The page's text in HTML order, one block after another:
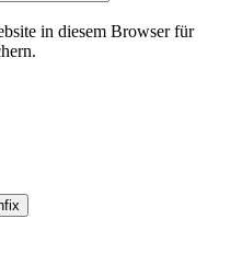
in diesem Browser für